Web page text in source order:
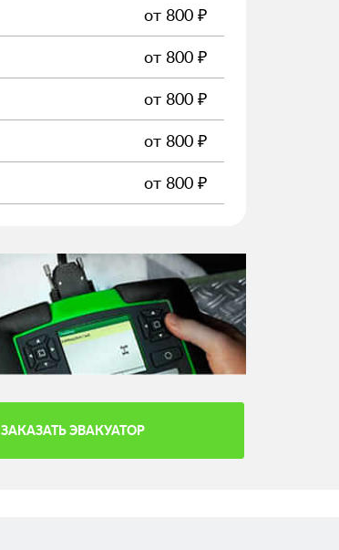
от 800 ₽
от 800 ₽
от 800 ₽
от 800 ₽
от 800 ₽
ЗАКАЗАТЬ ЭВАКУАТОР